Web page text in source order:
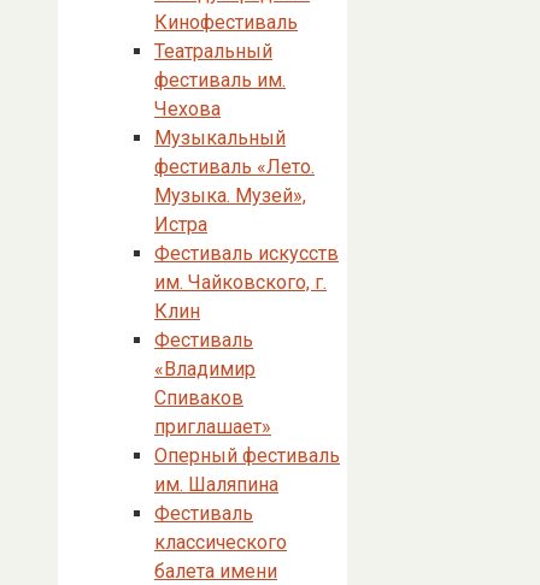
Кинофестиваль
Театральный
фестиваль им.
Чехова
Музыкальный
фестиваль «Лето.
Музыка. Музей»,
Истра
Фестиваль искусств
им. Чайковского, г.
Клин
Фестиваль
«Владимир
Спиваков
приглашает»
Оперный фестиваль
им. Шаляпина
Фестиваль
классического
балета имени